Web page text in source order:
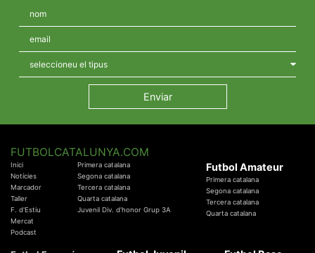
FUTBOLCATALUNYA.COM
Inici
Notícies
Marcador
Taller
F. d'Estiu
Mercat
Podcast
Primera catalana
Segona catalana
Tercera catalana
Quarta catalana
Juvenil Div. d'honor Grup 3A
Futbol Amateur
Primera catalana
Segona catalana
Tercera catalana
Quarta catalana